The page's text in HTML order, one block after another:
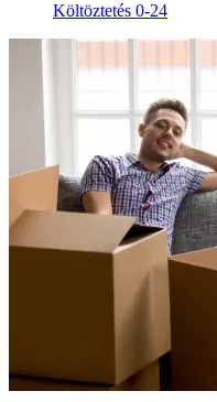
Költöztetés 0-24